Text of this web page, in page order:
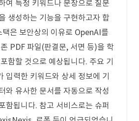
여 특정 키워드나 문장으로 질문
생성하는 기능을 구현하고자 합
택은 보안상의 이유로 OpenAI를
PDF 파일(판결문, 서면 등)을 학
함할 것으로 예상됩니다. 주요 기
입력한 키워드와 상세 정보에 기
와 유사한 문서를 자동으로 작성
함됩니다. 참고 서비스로는 슈퍼